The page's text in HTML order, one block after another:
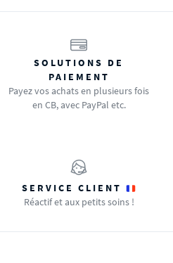
SOLUTIONS DE
PAIEMENT
Payez vos achats en plusieurs fois
en CB, avec PayPal etc.
SERVICE CLIENT
Réactif et aux petits soins !